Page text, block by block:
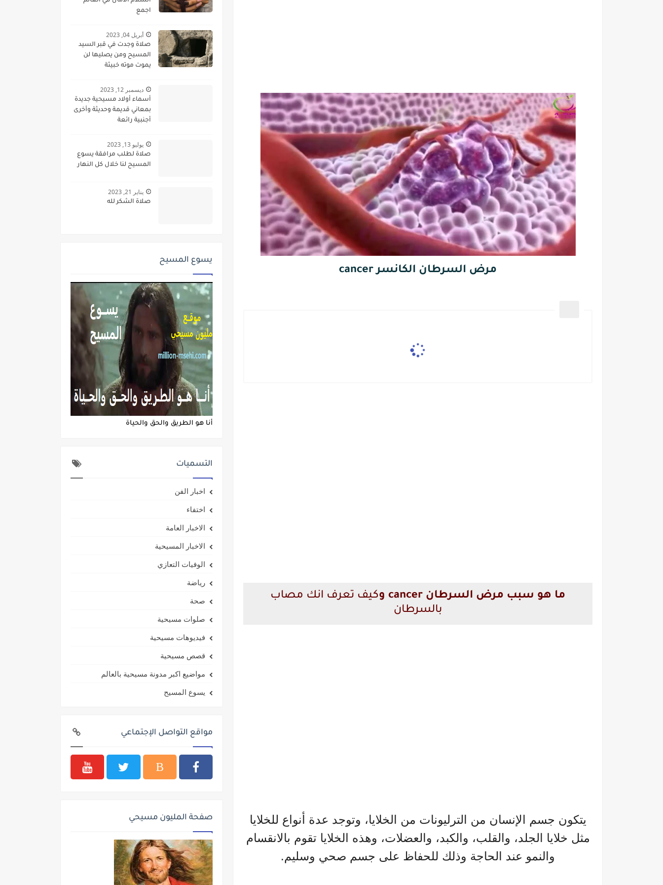
مرض السرطان الكانسر cancer
ما هو سبب مرض السرطان cancer و
كيف تعرف انك مصاب
بالسرطان
يتكون جسم الإنسان من الترليونات من الخلايا، وتوجد عدة أنواع للخلايا
مثل خلايا الجلد، والقلب، والكبد، والعضلات، وهذه الخلايا تقوم بالانقسام
والنمو عند الحاجة وذلك للحفاظ على جسم صحي وسليم.
اجمع
أبريل 04, 2023
صلاة وجدت في قبر السيد
المسيح ومن يصليها لن
يموت موته خبيثة
ديسمبر 12, 2023
أسماء أولاد مسيحية جديدة
بمعاني قديمة وحديثة وأخرى
أجنبية رائعة
يوليو 13, 2023
صلاة لطلب مرافقة يسوع
المسيح لنا خلال كل النهار
يناير 21, 2023
صلاة الشكر لله
يسوع المسيح
أنا هو الطريق والحق والحياة
التسميات
اخبار الفن
اختفاء
الاخبار العامة
الاخبار المسيحية
الوفيات التعازي
رياضة
صحة
صلوات مسيحية
فيديوهات مسيحية
قصص مسيحية
مواضيع اكبر مدونة مسيحية بالعالم
يسوع المسيح
مواقع التواصل الإجتماعي
صفحة المليون مسيحي